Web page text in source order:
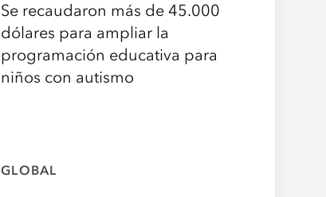
Se recaudaron más de 45.000
dólares para ampliar la
programación educativa para
niños con autismo
GLOBAL